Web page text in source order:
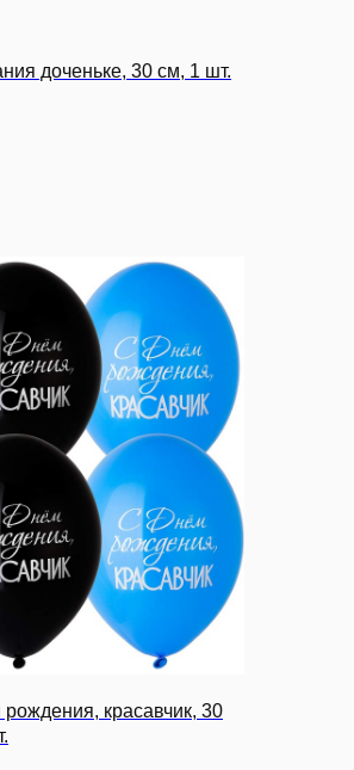
доченьке, 30 см, 1 шт.
красавчик, 30